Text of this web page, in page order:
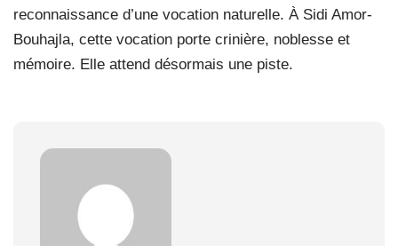
reconnaissance d’une vocation naturelle. À Sidi Amor-
Bouhajla, cette vocation porte crinière, noblesse et
mémoire. Elle attend désormais une piste.